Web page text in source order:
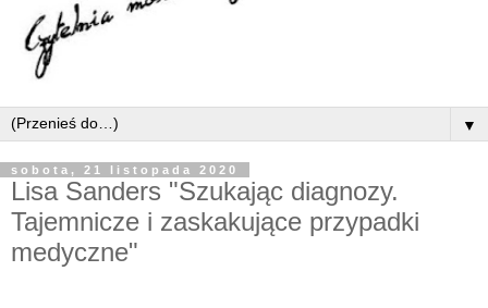
▼
sobota, 21 listopada 2020
Lisa Sanders "Szukając diagnozy.
Tajemnicze i zaskakujące przypadki
medyczne"